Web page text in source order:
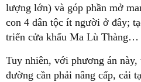
lượng lớn) và góp phần mở
con 4 dân tộc ít người ở đây;
triển cửa khẩu Ma Lù Thàng…
Tuy nhiên, với phương án này,
đường cần phải nâng cấp, cải